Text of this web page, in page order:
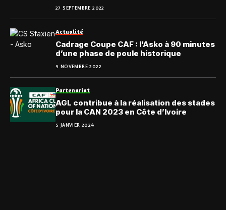
27 SEPTEMBRE 2022
Actualité
Cadrage Coupe CAF : l’Asko à 90 minutes
d’une phase de poule historique
9 NOVEMBRE 2022
Partenariat
AGL contribue à la réalisation des stades
pour la CAN 2023 en Côte d’Ivoire
5 JANVIER 2024